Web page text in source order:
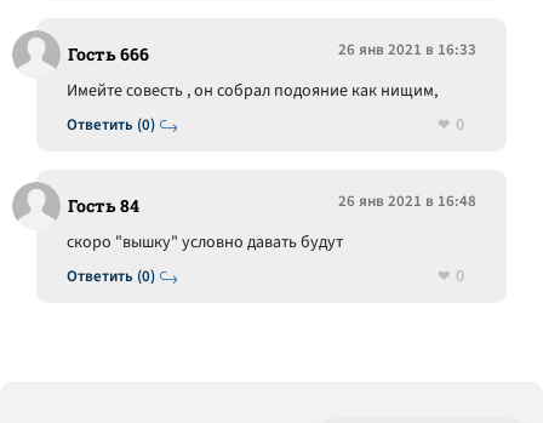
Гость 666 26 янв 2021 в 16:33
Ответить (0)
Имейте совесть , он собрал подояние как нищим,
0
Гость 84 26 янв 2021 в 16:48
Ответить (0)
скоро "вышку" условно давать будут
0